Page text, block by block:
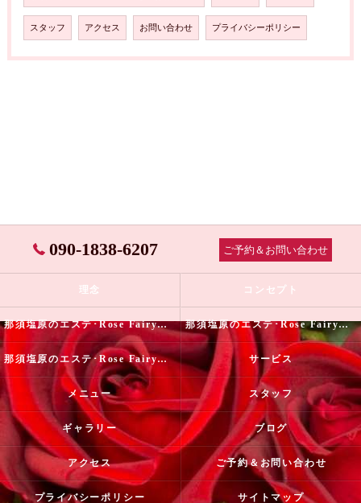
スタッフ アクセス お問い合わせ プライバシーポリシー
090-1838-6207 ご予約＆お問い合わせ
理念 コンセプト
那須塩原のエステ･Rose Fairyの口コミ情報 那須塩原のエステ･Rose Fairyの評判
那須塩原のエステ･Rose Fairyのお客様の声 サービス
メニュー スタッフ
ギャラリー ブログ
アクセス ご予約＆お問い合わせ
プライバシーポリシー サイトマップ